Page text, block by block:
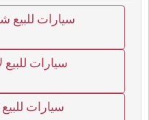
سيارات للبيع
سيارات
سيارات للبيع 2010 في مصر